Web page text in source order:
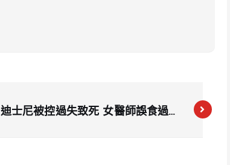
迪士尼被控過失致死 女醫師誤食過敏